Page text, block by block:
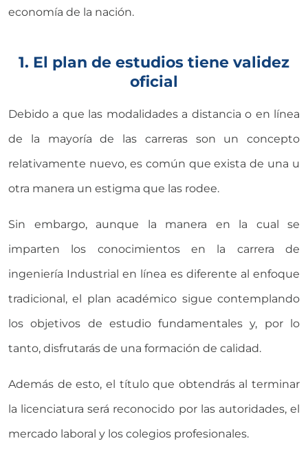
economía de la nación.
1. El plan de estudios tiene validez
oficial
Debido a que las modalidades a distancia o en línea
de la mayoría de las carreras son un concepto
relativamente nuevo, es común que exista de una u
otra manera un estigma que las rodee.
Sin embargo, aunque la manera en la cual se
imparten los conocimientos en la carrera de
ingeniería Industrial en línea es diferente al enfoque
tradicional, el plan académico sigue contemplando
los objetivos de estudio fundamentales y, por lo
tanto, disfrutarás de una formación de calidad.
Además de esto, el título que obtendrás al terminar
la licenciatura será reconocido por las autoridades, el
mercado laboral y los colegios profesionales.